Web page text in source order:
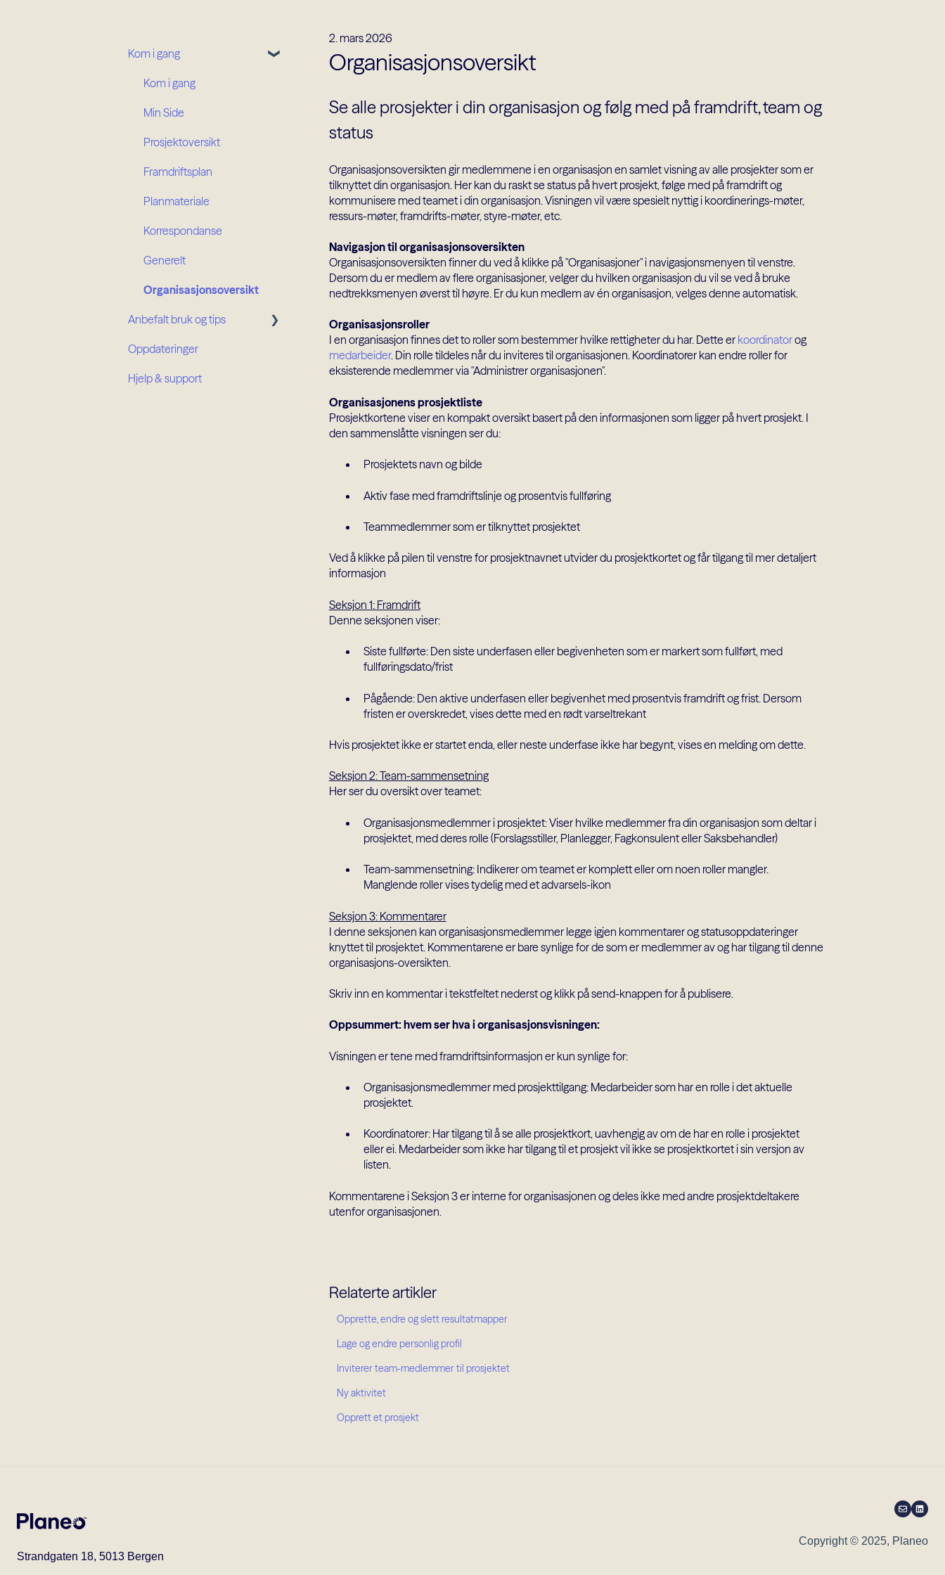
2. mars 2026
Organisasjonsoversikt
Se alle prosjekter i din organisasjon og følg med på framdrift, team og
status
Organisasjonsoversikten gir medlemmene i en organisasjon en samlet visning av alle prosjekter som er
tilknyttet din organisasjon. Her kan du raskt se status på hvert prosjekt, følge med på framdrift og
kommunisere med teamet i din organisasjon. Visningen vil være spesielt nyttig i koordinerings-møter,
ressurs-møter, framdrifts-møter, styre-møter, etc.
Navigasjon til organisasjonsoversikten
Organisasjonsoversikten finner du ved å klikke på "Organisasjoner" i navigasjonsmenyen til venstre.
Dersom du er medlem av flere organisasjoner, velger du hvilken organisasjon du vil se ved å bruke
nedtrekksmenyen øverst til høyre. Er du kun medlem av én organisasjon, velges denne automatisk.
Organisasjonsroller
I en organisasjon finnes det to roller som bestemmer hvilke rettigheter du har. Dette er koordinatorog
medarbeider. Din rolle tildeles når du inviteres til organisasjonen. Koordinatorer kan endre roller for
eksisterende medlemmer via "Administrer organisasjonen".
Organisasjonens prosjektliste
Prosjektkortene viser en kompakt oversikt basert på den informasjonen som ligger på hvert prosjekt. I
den sammenslåtte visningen ser du:
Prosjektets navn og bilde
Aktiv fase med framdriftslinje og prosentvis fullføring
Teammedlemmer som er tilknyttet prosjektet
Ved å klikke på pilen til venstre for prosjektnavnet utvider du prosjektkortet og får tilgang til mer detaljert
informasjon
Seksjon 1: Framdrift
Denne seksjonen viser:
Siste fullførte: Den siste underfasen eller begivenheten som er markert som fullført, med
fullføringsdato/frist
Pågående: Den aktive underfasen eller begivenhet med prosentvis framdrift og frist. Dersom
fristen er overskredet, vises dette med en rødt varseltrekant
Hvis prosjektet ikke er startet enda, eller neste underfase ikke har begynt, vises en melding om dette.
Seksjon 2: Team-sammensetning
Her ser du oversikt over teamet:
Organisasjonsmedlemmer i prosjektet: Viser hvilke medlemmer fra din organisasjon som deltar i
prosjektet, med deres rolle (Forslagsstiller, Planlegger, Fagkonsulent eller Saksbehandler)
Team-sammensetning: Indikerer om teamet er komplett eller om noen roller mangler.
Manglende roller vises tydelig med et advarsels-ikon
Seksjon 3: Kommentarer
I denne seksjonen kan organisasjonsmedlemmer legge igjen kommentarer og statusoppdateringer
knyttet til prosjektet. Kommentarene er bare synlige for de som er medlemmer av og har tilgang til denne
organisasjons-oversikten.
Skriv inn en kommentar i tekstfeltet nederst og klikk på send-knappen for å publisere.
Oppsummert: hvem ser hva i organisasjonsvisningen:
Visningen er tene med framdriftsinformasjon er kun synlige for:
Organisasjonsmedlemmer med prosjekttilgang: Medarbeider som har en rolle i det aktuelle
prosjektet.
Koordinatorer: Har tilgang til å se alle prosjektkort, uavhengig av om de har en rolle i prosjektet
eller ei. Medarbeider som ikke har tilgang til et prosjekt vil ikke se prosjektkortet i sin versjon av
listen.
Kommentarene i Seksjon 3 er interne for organisasjonen og deles ikke med andre prosjektdeltakere
utenfor organisasjonen.
Relaterte artikler
Opprette, endre og slett resultatmapper
Lage og endre personlig profil
Inviterer team-medlemmer til prosjektet
Ny aktivitet
Opprett et prosjekt
Kom i gang
Kom i gang
Min Side
Prosjektoversikt
Framdriftsplan
Planmateriale
Korrespondanse
Generelt
Organisasjonsoversikt
Anbefalt bruk og tips
Prosjektroller
Organisasjonsroller
Oppdateringer
Hjelp & support
Strandgaten 18, 5013 Bergen
Copyright © 2025, Planeo